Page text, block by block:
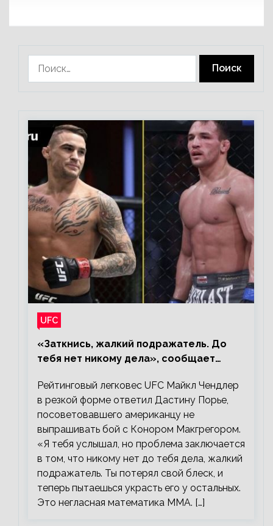
UFC
«Заткнись, жалкий подражатель. До
тебя нет никому дела», сообщает
Рейтинговый легковес UFC Майкл Чендлер
в резкой форме ответил Дастину Порье,
посоветовавшего американцу не
выпрашивать бой с Конором Макгрегором.
«Я тебя услышал, но проблема заключается
в том, что никому нет до тебя дела, жалкий
подражатель. Ты потерял свой блеск, и
теперь пытаешься украсть его у остальных.
Это негласная математика ММА. […]